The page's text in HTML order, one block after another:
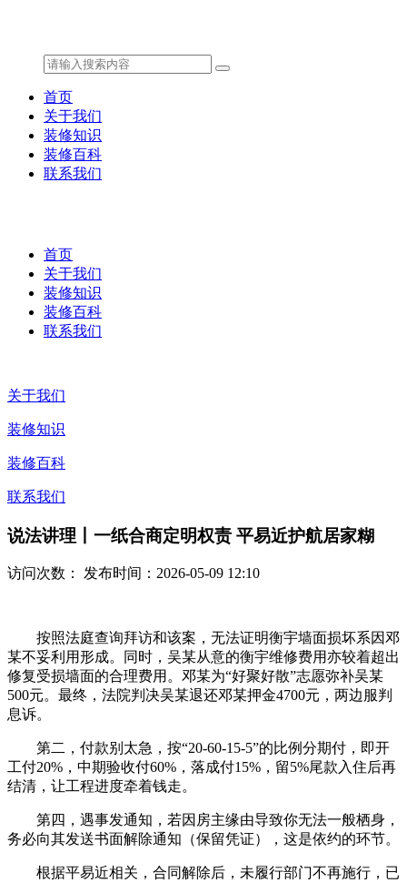
首页
关于我们
装修知识
装修百科
联系我们
首页
关于我们
装修知识
装修百科
联系我们
关于我们
装修知识
装修百科
联系我们
说法讲理丨一纸合商定明权责 平易近护航居家糊
访问次数： 发布时间：2026-05-09 12:10
按照法庭查询拜访和该案，无法证明衡宇墙面损坏系因邓
某不妥利用形成。同时，吴某从意的衡宇维修费用亦较着超出
修复受损墙面的合理费用。邓某为“好聚好散”志愿弥补吴某
500元。最终，法院判决吴某退还邓某押金4700元，两边服判
息诉。
第二，付款别太急，按“20-60-15-5”的比例分期付，即开
工付20%，中期验收付60%，落成付15%，留5%尾款入住后再
结清，让工程进度牵着钱走。
第四，遇事发通知，若因房主缘由导致你无法一般栖身，
务必向其发送书面解除通知（保留凭证），这是依约的环节。
根据平易近相关，合同解除后，未履行部门不再施行，已